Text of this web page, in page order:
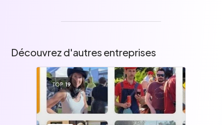
Découvrez d'autres entreprises
TOP 19